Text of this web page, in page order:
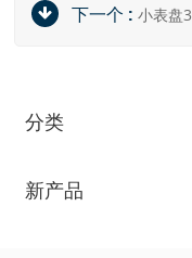
下一个 :小表盘
分类
新产品